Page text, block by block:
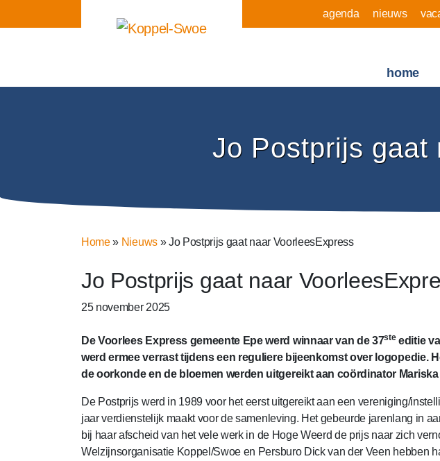
agenda nieuws
home
Jo Postprijs gaat
Home» Nieuws»Jo Postprijs gaat naar VoorleesExpress
Jo Postprijs gaat naar
25 november 2025
De Voorlees Express gemeente Epe werd winnaar van de 37steeditie
werd ermee verrast tijdens een reguliere bijeenkomst over logopedie.
de oorkonde en de bloemen werden uitgereikt aan coördinator
De Postprijs werd in 1989 voor het eerst uitgereikt aan een vereniging/
jaar verdienstelijk maakt voor de samenleving. Het gebeurde jarenlang in
bij haar afscheid van het vele werk in de Hoge Weerd de prijs naar zich
Welzijnsorganisatie Koppel/Swoe en Persburo Dick van der Veen hebben